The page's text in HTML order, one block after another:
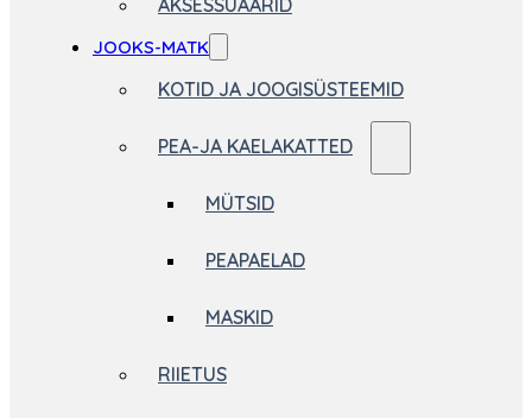
AKSESSUAARID
JOOKS-MATK
KOTID JA JOOGISÜSTEEMID
PEA-JA KAELAKATTED
MÜTSID
PEAPAELAD
MASKID
RIIETUS